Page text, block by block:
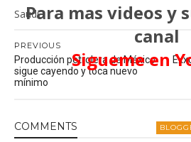
Para mas videos y
canal
Sigueme en
Saudi
PREVIOUS
Producción petrolera de México
sigue cayendo y toca nuevo
mínimo
COMMENTS